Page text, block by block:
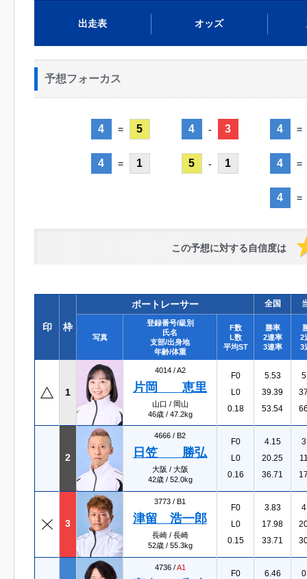
出走表 オッズ
予想フォーカス
4 = 5
4 = 1
4 - 3
5 - 1
4 =
4 =
4 =
この予想に対する自信度は
印 枠
ボートレーサー 全国
写真
登録番号/級別
氏名
支部/出身地
年齢/体重
F数
L数
平均ST
勝率
2連率
3連率
2
3
1
4014 /A2
片岡 恵里
山口 / 岡山
46歳 / 47.2kg
F0
L0
0.18
5.53
39.39
53.54
2
4666 / B2
日笠 勝弘
大阪 / 大阪
42歳 / 52.0kg
F0
L0
0.16
4.15
20.25
36.71
3
3773 / B1
津留 浩一郎
長崎 / 長崎
52歳 / 55.3kg
F0
L0
0.15
3.83
17.98
33.71
4736 /A1
F0
6.46